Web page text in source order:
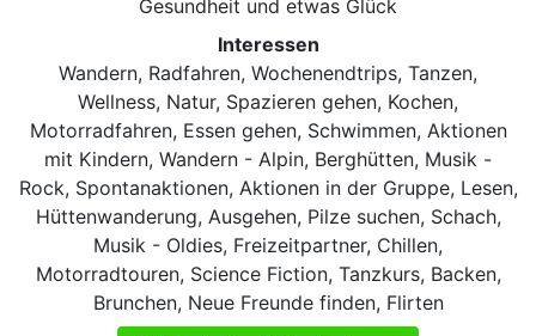
Gesundheit und etwas Glück
Interessen
Wandern, Radfahren, Wochenendtrips, Tanzen,
Wellness, Natur, Spazieren gehen, Kochen,
Motorradfahren, Essen gehen, Schwimmen, Aktionen
mit Kindern, Wandern - Alpin, Berghütten, Musik -
Rock, Spontanaktionen, Aktionen in der Gruppe, Lesen,
Hüttenwanderung, Ausgehen, Pilze suchen, Schach,
Musik - Oldies, Freizeitpartner, Chillen,
Motorradtouren, Science Fiction, Tanzkurs, Backen,
Brunchen, Neue Freunde finden, Flirten